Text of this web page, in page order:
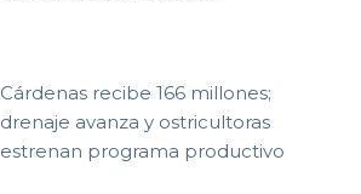
Cárdenas recibe 166 millones;
drenaje avanza y ostricultoras
estrenan programa productivo